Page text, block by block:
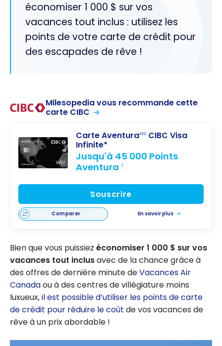
économiser 1 000 $ sur vos
vacances tout inclus : utilisez les
points de votre carte de crédit pour
des escapades de rêve !
Milesopedia vous recommande cette
carte CIBC
Carte AventuraMD CIBC Visa
Infinite*
Jusqu'à 45 000 Points
Aventura †
Souscrire
Comparer En savoir plus
Bien que vous puissiez économiser 1 000 $ sur vos
vacances tout inclusavec de la chance grâce à
des offres de dernière minute deVacances Air
Canadaou à des centres de villégiature moins
luxueux,il est possible d’utiliser les points de carte
de crédit pour réduire le coût de vos vacances de
rêve à un prix abordable !